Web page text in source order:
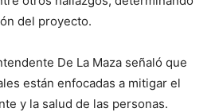
del proyecto.
De La Maza señaló que
están enfocadas a mitigar el
y la salud de las personas.